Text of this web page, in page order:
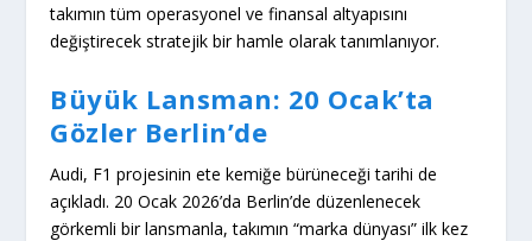
takımın tüm operasyonel ve finansal altyapısını
değiştirecek stratejik bir hamle olarak tanımlanıyor.
Büyük Lansman: 20 Ocak’ta
Gözler Berlin’de
Audi, F1 projesinin ete kemiğe bürüneceği tarihi de
açıkladı. 20 Ocak 2026’da Berlin’de düzenlenecek
görkemli bir lansmanla, takımın “marka dünyası” ilk kez